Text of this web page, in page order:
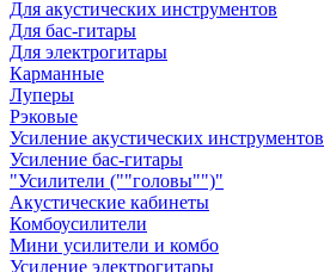
Для акустических инструментов
Для бас-гитары
Для электрогитары
Карманные
Луперы
Рэковые
Усиление акустических инструментов
Усиление бас-гитары
"Усилители (""головы"")"
Акустические кабинеты
Комбоусилители
Мини усилители и комбо
Усиление электрогитары